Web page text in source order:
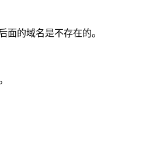
面的域名是不存在的。